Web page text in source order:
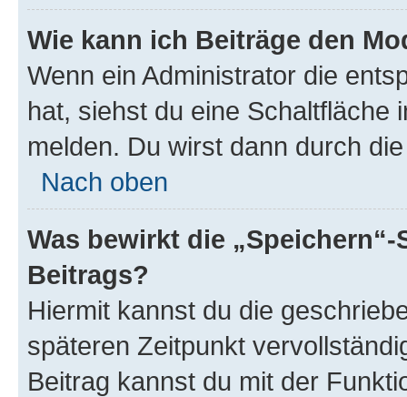
Wie kann ich Beiträge den
Wenn ein Administrator die
hat, siehst du eine Schaltfläche
melden. Du wirst dann durch
Nach oben
Was bewirkt die
Beitrags?
Hiermit kannst du die
späteren Zeitpunkt
Beitrag kannst du mit der